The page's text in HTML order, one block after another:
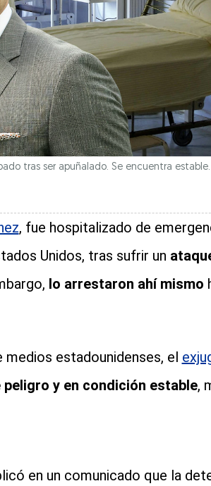
tras ser apuñalado. Se encuentra estable.
, fue hospitalizado de
Unidos, tras sufrir un
lo arrestaron ahí mismo
estadounidenses, el
peligro y en condición estable,
en un comunicado que la